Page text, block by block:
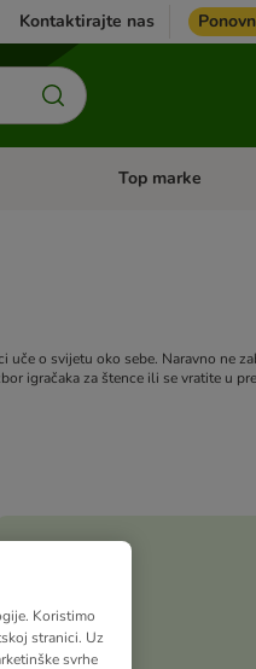
Kontaktirajte nas
Pregled kategorija: +
Top marke
o svijetu oko sebe. Naravno ne
igračaka za štence ili se vratite u
Koristimo
stranici. Uz
svrhe